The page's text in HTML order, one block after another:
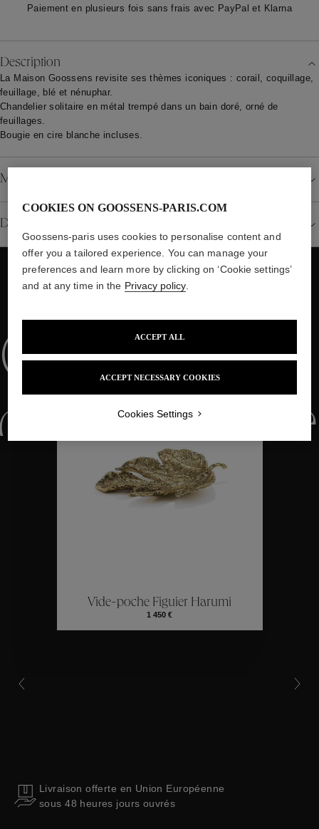
Paiement en plusieurs fois sans frais avec PayPal et Klarna
Description
La Maison Goossens revisite ses thèmes iconiques : corail, coquillage,
feuillage, blé et nénuphar.
Chandelier solitaire en métal trempé dans un bain doré, orné de
feuillages.
Bougie en cire blanche incluses.
Matériau
Détails
Collections
Collections
Collections
Vide-poche Figuier Harumi
1 450 €
Livraison offerte en Union Européenne
sous 48 heures jours ouvrés
COOKIES ON GOOSSENS-PARIS.COM
Goossens-paris uses cookies to personalise content and
offer you a tailored experience. You can manage your
preferences and learn more by clicking on ‘Cookie settings’
and at any time in the Privacy policy.
ACCEPT NECESSARY COOKIES
ACCEPT ALL
Cookies Settings